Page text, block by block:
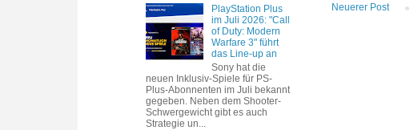
Neuerer Post
PlayStation Plus
im Juli 2026: "Call
of Duty: Modern
Warfare 3" führt
das Line-up an
Sony hat die
neuen Inklusiv-Spiele für PS-
Plus-Abonnenten im Juli bekannt
gegeben. Neben dem Shooter-
Schwergewicht gibt es auch
Strategie un...